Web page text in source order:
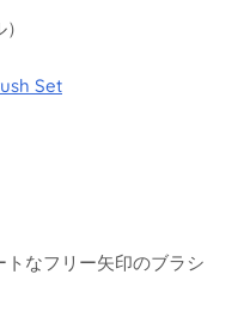
Set
なフリー矢印のブラシ